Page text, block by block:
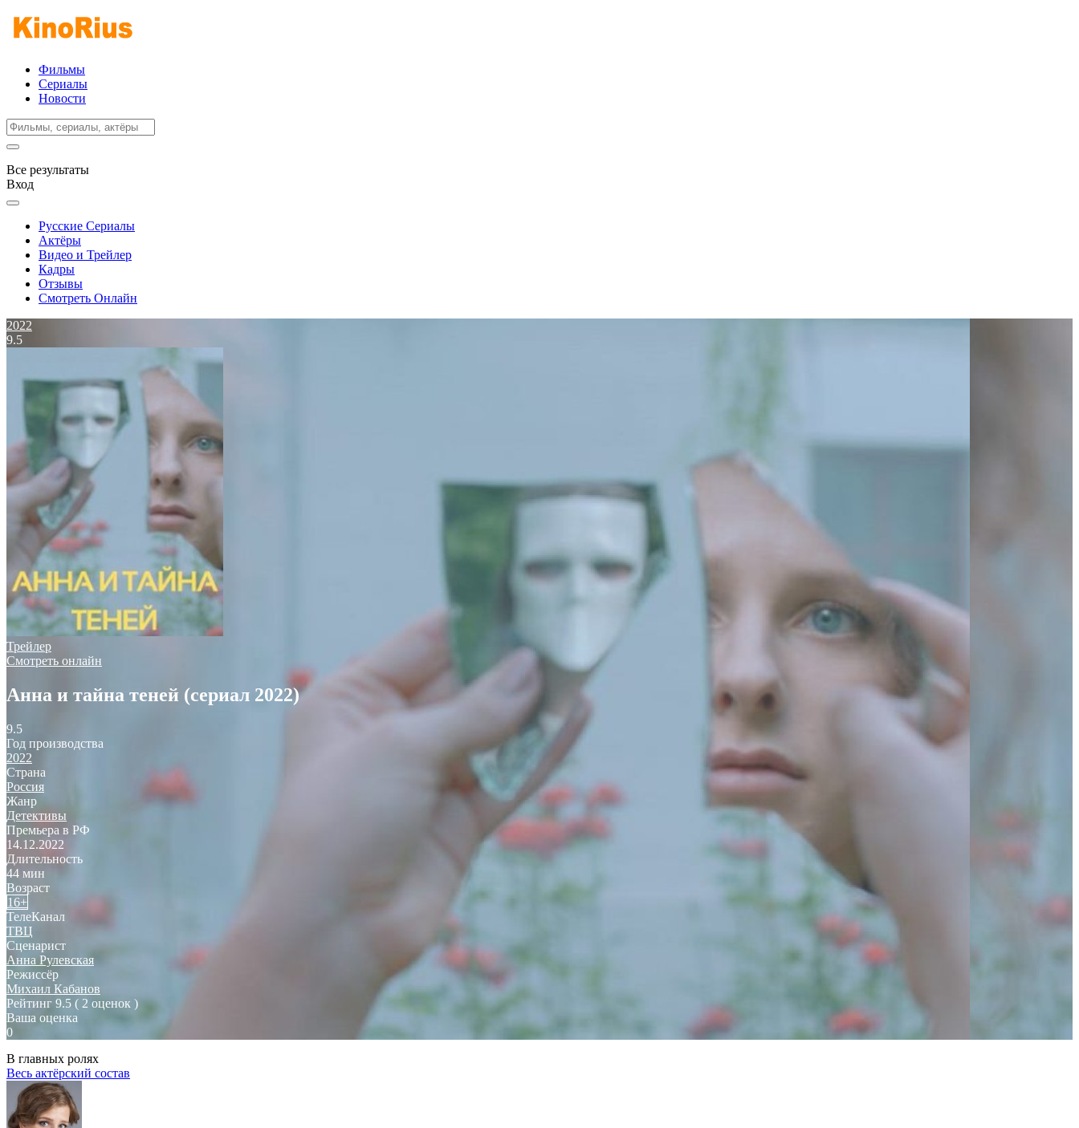
Фильмы
Сериалы
Новости
Все результаты
Вход
Русские Сериалы
Актёры
Видео и Трейлер
Кадры
Отзывы
Смотреть Онлайн
2022
9.5
Трейлер
Смотреть онлайн
Анна и тайна теней (сериал 2022)
9.5
Год производства
2022
Страна
Россия
Жанр
Детективы
Премьера в РФ
14.12.2022
Длительность
44 мин
Возраст
16+
ТелеКанал
ТВЦ
Сценарист
Анна Рулевская
Режиссёр
Михаил Кабанов
Рейтинг 9.5 ( 2 оценок )
Ваша оценка
0
В главных ролях
Весь актёрский состав